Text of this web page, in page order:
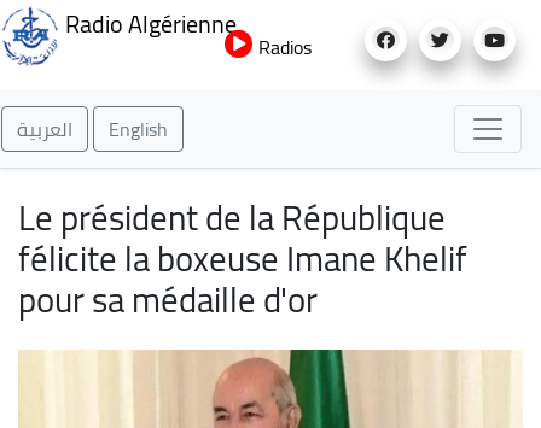
au
Radio Algérienne
Radios
العربية English
Le président de la République
félicite la boxeuse Imane Khelif
pour sa médaille d'or